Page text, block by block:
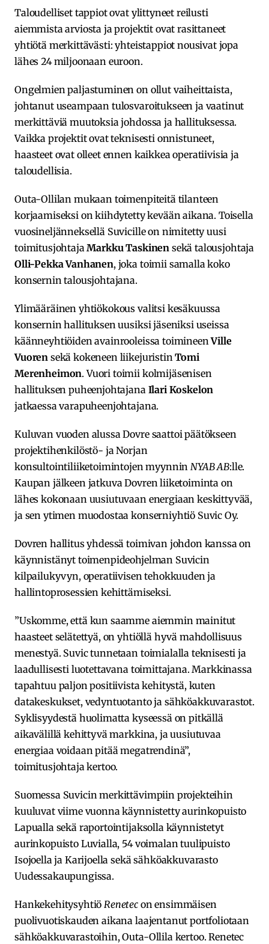
Taloudelliset tappiot ovat ylittyneet reilusti
aiemmista arviosta ja projektit ovat rasittaneet
yhtiötä merkittävästi: yhteistappiot nousivat jopa
lähes 24 miljoonaan euroon.
Ongelmien paljastuminen on ollut vaiheittaista,
johtanut useampaan tulosvaroitukseen ja vaatinut
merkittäviä muutoksia johdossa ja hallituksessa.
Vaikka projektit ovat teknisesti onnistuneet,
haasteet ovat olleet ennen kaikkea operatiivisia ja
taloudellisia.
Outa-Ollilan mukaan toimenpiteitä tilanteen
korjaamiseksi on kiihdytetty kevään aikana. Toisella
vuosineljänneksellä Suvicille on nimitetty uusi
toimitusjohtajaMarkku Taskinen sekä talousjohtaja
Olli-Pekka Vanhanen, joka toimii samalla koko
konsernin talousjohtajana.
Ylimääräinen yhtiökokous valitsi kesäkuussa
konsernin hallituksen uusiksi jäseniksi useissa
käänneyhtiöiden avainrooleissa toimineenVille
Vuoren sekä kokeneen liikejuristinTomi
Merenheimon. Vuori toimii kolmijäsenisen
hallituksen puheenjohtajana Ilari Koskelon
jatkaessa varapuheenjohtajana.
Kuluvan vuoden alussa Dovre saattoi päätökseen
projektihenkilöstö- ja Norjan
konsultointiliiketoimintojen myynnin NYAB AB:lle.
Kaupan jälkeen jatkuva Dovren liiketoiminta on
lähes kokonaan uusiutuvaan energiaan keskittyvää,
ja sen ytimen muodostaa konserniyhtiö Suvic Oy.
Dovren hallitus yhdessä toimivan johdon kanssa on
käynnistänyt toimenpideohjelman Suvicin
kilpailukyvyn, operatiivisen tehokkuuden ja
hallintoprosessien kehittämiseksi.
”Uskomme, että kun saamme aiemmin mainitut
haasteet selätettyä, on yhtiöllä hyvä mahdollisuus
menestyä. Suvic tunnetaan toimialalla teknisesti ja
laadullisesti luotettavana toimittajana. Markkinassa
tapahtuu paljon positiivista kehitystä, kuten
datakeskukset, vedyntuotanto ja sähköakkuvarastot.
Syklisyydestä huolimatta kyseessä on pitkällä
aikavälillä kehittyvä markkina, ja uusiutuvaa
energiaa voidaan pitää megatrendinä”,
toimitusjohtaja kertoo.
Suomessa Suvicin merkittävimpiin projekteihin
kuuluvat viime vuonna käynnistetty aurinkopuisto
Lapualla sekä raportointijaksolla käynnistetyt
aurinkopuisto Luvialla, 54 voimalan tuulipuisto
Isojoella ja Karijoella sekä sähköakkuvarasto
Uudessakaupungissa.
Hankekehitysyhtiö Renetec on ensimmäisen
puolivuotiskauden aikana laajentanut portfoliotaan
sähköakkuvarastoihin, Outa-Ollila kertoo. Renetec